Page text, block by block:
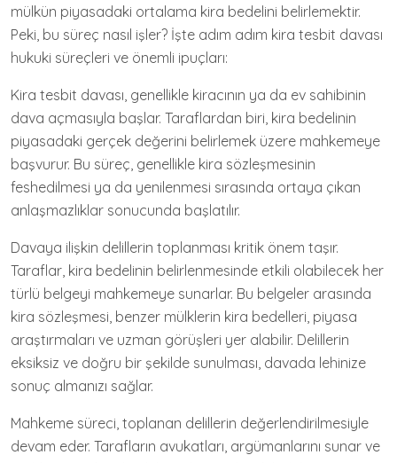
mülkün piyasadaki ortalama kira bedelini belirlemektir.
Peki, bu süreç nasıl işler? İşte adım adım kira tesbit davası
hukuki süreçleri ve önemli ipuçları:
Kira tesbit davası, genellikle kiracının ya da ev sahibinin
dava açmasıyla başlar. Taraflardan biri, kira bedelinin
piyasadaki gerçek değerini belirlemek üzere mahkemeye
başvurur. Bu süreç, genellikle kira sözleşmesinin
feshedilmesi ya da yenilenmesi sırasında ortaya çıkan
anlaşmazlıklar sonucunda başlatılır.
Davaya ilişkin delillerin toplanması kritik önem taşır.
Taraflar, kira bedelinin belirlenmesinde etkili olabilecek her
türlü belgeyi mahkemeye sunarlar. Bu belgeler arasında
kira sözleşmesi, benzer mülklerin kira bedelleri, piyasa
araştırmaları ve uzman görüşleri yer alabilir. Delillerin
eksiksiz ve doğru bir şekilde sunulması, davada lehinize
sonuç almanızı sağlar.
Mahkeme süreci, toplanan delillerin değerlendirilmesiyle
devam eder. Tarafların avukatları, argümanlarını sunar ve